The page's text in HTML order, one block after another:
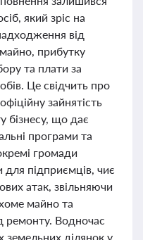
який зріс на
від
прибутку
та плати за
Це свідчить про
зайнятість
бізнесу, що дає
програми та
громади
для підприємців, чиє
атак, звільняючи
майно та
ремонту. Водночас
земельних ділянок у